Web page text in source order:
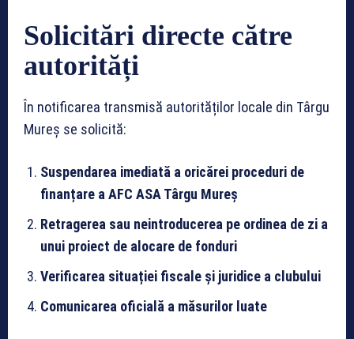
Solicitări directe către
autorități
În notificarea transmisă autorităților locale din Târgu
Mureș se solicită:
Suspendarea imediată a oricărei proceduri de
finanțare a AFC ASA Târgu Mureș
Retragerea sau neintroducerea pe ordinea de zi a
unui proiect de alocare de fonduri
Verificarea situației fiscale și juridice a clubului
Comunicarea oficială a măsurilor luate